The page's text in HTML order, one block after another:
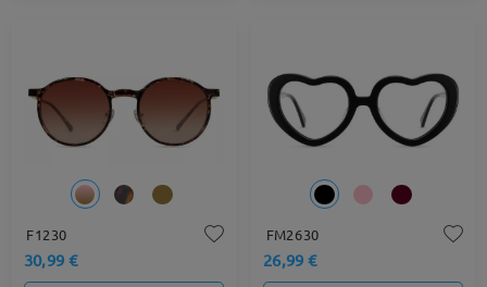
F1230
30,99 €
FM2630
26,99 €